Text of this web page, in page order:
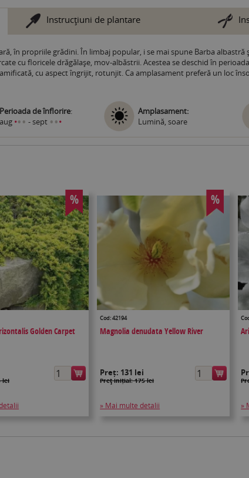
Instrucţiuni de plantare
în propriile grădini. În limbaj popular, i se mai spune Barba albastră
cu floricele drăgălașe, mov-albăstrii. Acestea se deschid în
cu aspect îngrijit, rotunjit. Ca amplasament preferă un loc
Perioada de înflorire:
aug ••• - sept •••
Amplasament:
Lumină, soare
%
Golden Carpet
lei
%
Cod: 42194
Magnolia denudata Yellow River
Preț: 131 lei
Preţ inițial: 175 lei
» Mai multe detalii »